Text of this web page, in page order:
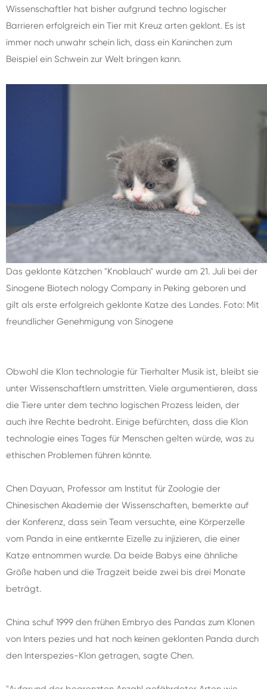
Wissenschaftler hat bisher aufgrund techno logischer
Barrieren erfolgreich ein Tier mit Kreuz arten geklont. Es ist
immer noch unwahr schein lich, dass ein Kaninchen zum
Beispiel ein Schwein zur Welt bringen kann.
Das geklonte Kätzchen "Knoblauch" wurde am 21. Juli bei der
Sinogene Biotech nology Company in Peking geboren und
gilt als erste erfolgreich geklonte Katze des Landes. Foto: Mit
freundlicher Genehmigung von Sinogene
Obwohl die Klon technologie für Tierhalter Musik ist, bleibt sie
unter Wissenschaftlern umstritten. Viele argumentieren, dass
die Tiere unter dem techno logischen Prozess leiden, der
auch ihre Rechte bedroht. Einige befürchten, dass die Klon
technologie eines Tages für Menschen gelten würde, was zu
ethischen Problemen führen könnte.
Chen Dayuan, Professor am Institut für Zoologie der
Chinesischen Akademie der Wissenschaften, bemerkte auf
der Konferenz, dass sein Team versuchte, eine Körperzelle
vom Panda in eine entkernte Eizelle zu injizieren, die einer
Katze entnommen wurde. Da beide Babys eine ähnliche
Größe haben und die Tragzeit beide zwei bis drei Monate
beträgt.
China schuf 1999 den frühen Embryo des Pandas zum Klonen
von Inters pezies und hat noch keinen geklonten Panda durch
den Interspezies-Klon getragen, sagte Chen.